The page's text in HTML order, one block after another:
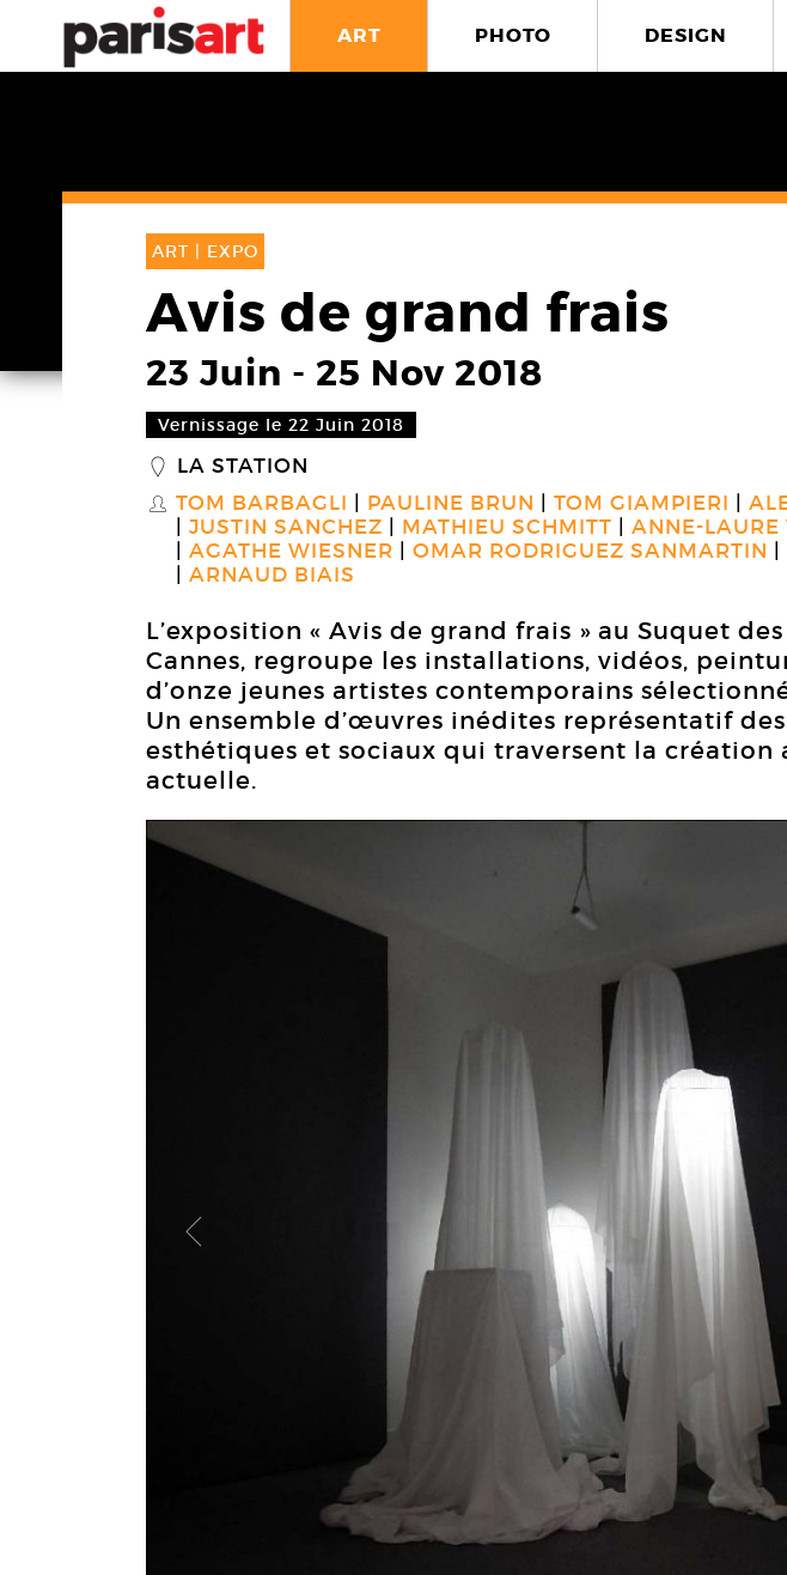
ART PHOTO DESIGN
ART | EXPO
Avis de grand frais
23 Juin - 25 Nov 2018
Vernissage le 22 Juin 2018
_ LA STATION
S TOM BARBAGLI PAULINE BRUN TOM GIAMPIERI
JUSTIN SANCHEZ
MATHIEU SCHMITT
ANNE-
AGATHE WIESNER
OMAR RODRIGUEZ SANMARTIN
ARNAUD BIAIS
L’exposition « Avis de grand frais » au Suquet
Cannes, regroupe les installations, vidéos,
d’onze jeunes artistes contemporains
Un ensemble d’œuvres inédites représentatif
esthétiques et sociaux qui traversent la création
actuelle.